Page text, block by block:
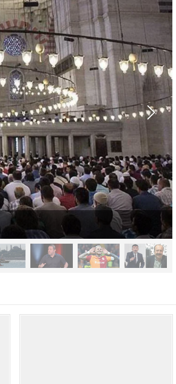
5 günlük tabloyu yayımladı